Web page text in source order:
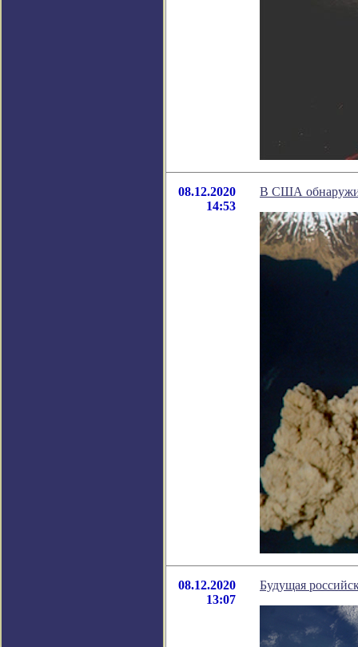
08.12.2020
14:53
В США
08.12.2020
13:07
Будущая